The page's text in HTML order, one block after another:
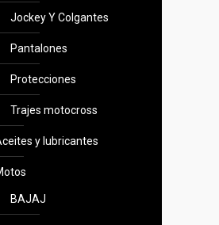
Jockey Y Colgantes
Pantalones
Protecciones
Trajes motocross
y lubricantes
BAJAJ